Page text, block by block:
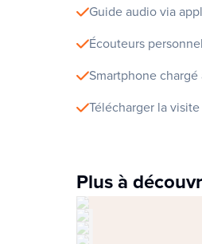
Guide audio via
Écouteurs
Smartphone
Télécharger la
Plus à